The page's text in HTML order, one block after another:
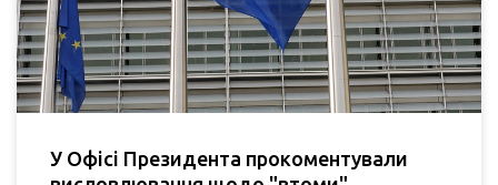
У Офісі Президента прокоментували